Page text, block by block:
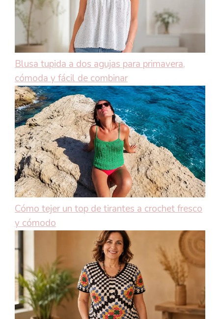
Blusa tupida a dos agujas para primavera,
cómoda y fácil de combinar
Cómo tejer un top de tirantes a crochet fresco
y cómodo